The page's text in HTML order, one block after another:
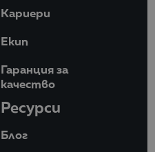
Кариери
Eкип
Гаранция за
качество
Ресурси
Блог